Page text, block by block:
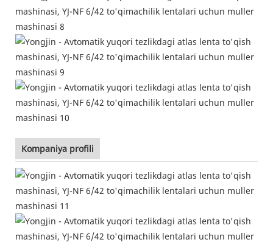
Kompaniya profili